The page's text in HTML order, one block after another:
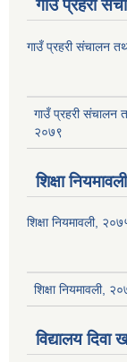
गाउँ प्रहरी
गाउँ प्रहरी संचालन
गाउँ प्रहरी संचालन
२०७९
शिक्षा
शिक्षा नियमावली,
शिक्षा नियमावली,
विद्यालय दिवा